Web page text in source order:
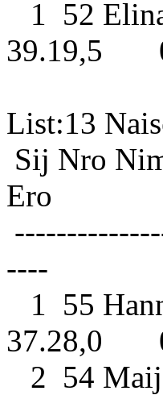
1 52
39.19,5
Sij
Ero
----
1 55
37.28,0
2 54